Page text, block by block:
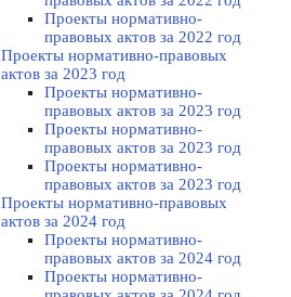
Проекты нормативно-
правовых актов за 2022 год
Проекты нормативно-правовых
актов за 2023 год
Проекты нормативно-
правовых актов за 2023 год
Проекты нормативно-
правовых актов за 2023 год
Проекты нормативно-
правовых актов за 2023 год
Проекты нормативно-правовых
актов за 2024 год
Проекты нормативно-
правовых актов за 2024 год
Проекты нормативно-